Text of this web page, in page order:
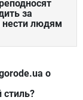
за
нести людям
о
стиль?